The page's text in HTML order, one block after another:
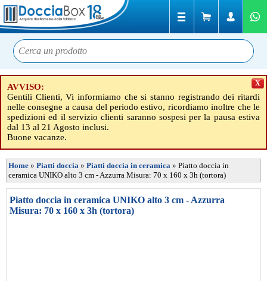
AVVISO:
Gentili Clienti, Vi informiamo che si stanno registrando dei ritardi
nelle consegne a causa del periodo estivo, ricordiamo inoltre che le
spedizioni ed il servizio clienti saranno sospesi per la pausa estiva
dal 13 al 21 Agosto inclusi.
Buone vacanze.
X
Home » Piatti doccia » Piatti doccia in ceramica » Piatto doccia in
ceramica UNIKO alto 3 cm - Azzurra Misura: 70 x 160 x 3h (tortora)
Piatto doccia in ceramica UNIKO alto 3 cm - Azzurra
Misura: 70 x 160 x 3h (tortora)